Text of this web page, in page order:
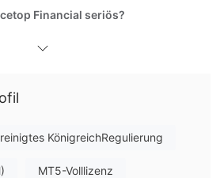
Financial seriös?
Financial handeln?
KönigreichRegulierung
MT5-Volllizenz